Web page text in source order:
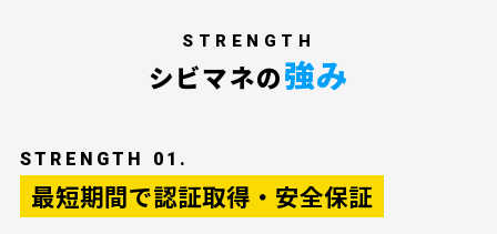
STRENGTH
シビマネの強み
STRENGTH 01.
最短期間で認証取得・安全保証